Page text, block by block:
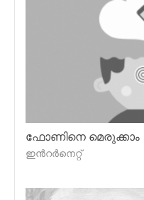
ഫോണിനെ മെരുക്കാം
ഇന്‍റര്‍നെറ്റ്